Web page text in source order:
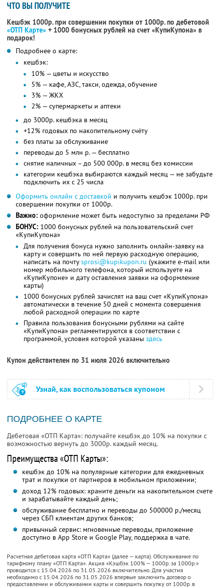
ЧТО ВЫ ПОЛУЧИТЕ
Кешбэк 1000р. при совершении покупки от 1000р. по дебетовой
«ОТП Карте» + 1000 бонусных рублей на счет «КупиКупона» в
подарок!
Подробнее о карте:
кешбэк:
10% — цветы и искусство
5% — кафе, АЗС, такси, одежда, обучение
3% — ЖКХ
2% — супермаркеты и аптеки
до 3000р. кешбэка в месяц
+12% годовых по накопительному счёту
без платы за обслуживание
переводы до 5 млн р. — бесплатно
снятие наличных – до 500 000р. в месяц без комиссии
категории кешбэка выбираются каждый месяц — не забудьте
подключить их с 25 числа
Оформить онлайн с доставкой и получить кешбэк 1000р. при
совершении покупки от 1000р.
Важно: оформление может быть недоступно за пределами РФ
БОНУС: 1000 бонусных рублей на пользовательский счет
«КупиКупона»
Для получения бонуса нужно заполнить онлайн-заявку на
карту и совершить по ней первую расходную операцию,
написать на почтуsprosi@kupikupon.ru (укажите e-mail или
номер мобильного телефона, который используете на
«КупиКупоне» и дату оставления заявки на оформление
карты)
1000 бонусных рублей зачислят на ваш счет «КупиКупона»
автоматически в течение 50 дней с момента совершения
любой расходной операции по карте
Правила пользования бонусными рублями на сайте
«КупиКупона» регламентируются в соответствии с
программой, условия которой указаны здесь
Купон действителен по 31 июля 2026 включительно
Узнай, как воспользоваться купоном
ПОДРОБНЕЕ О КАРТЕ
Дебетовая «ОТП Карта»: получайте кешбэк до 10% на покупки с
возможностью вернуть до 3000р. каждый месяц.
Преимущества «ОТП Карты»:
кешбэк до 10% на популярные категории для ежедневных
трат и покупки от партнеров в мобильном приложении;
доход 12% годовых: храните деньги на накопительном счете
и зарабатывайте каждый день;
обслуживание бесплатно и переводы до 500000 р./месяц
через СБП клиентам других банков;
привычный сервис: мгновенные переводы, приложение
доступно в App Store и Google Play, поддержка в чате.
Расчетная дебетовая карта «ОТП Карта» (далее — карта). Обслуживание по
тарифному плану «ОТП Карта». Акция «Кэшбэк 100% — 1000р. за 1000р.»
проводится с 15.04.2026 по 31.05.2026 включительно. Для участия
необходимо с 15.04.2026 по 31.05.2026 впервые заключить договор о
предоставлении и обслуживании карты и совершить покупку от 1000р. в